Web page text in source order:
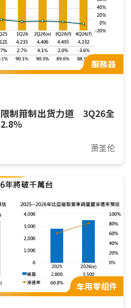
服務器
制箝制出货力道 3Q26全
％
萧圣伦
车用零组件